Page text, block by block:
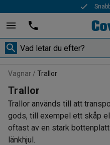
Vagnar Trallor
Trallor
Trallor används till att
gods, till exempel ett skåp
oftast av en stark
länkhjul.